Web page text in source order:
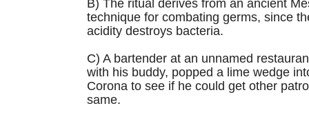
B) The ritual derives from an ancient
technique for combating germs, since
acidity destroys bacteria.
C) A bartender at an unnamed
with his buddy, popped a lime wedge
Corona to see if he could get other
same.